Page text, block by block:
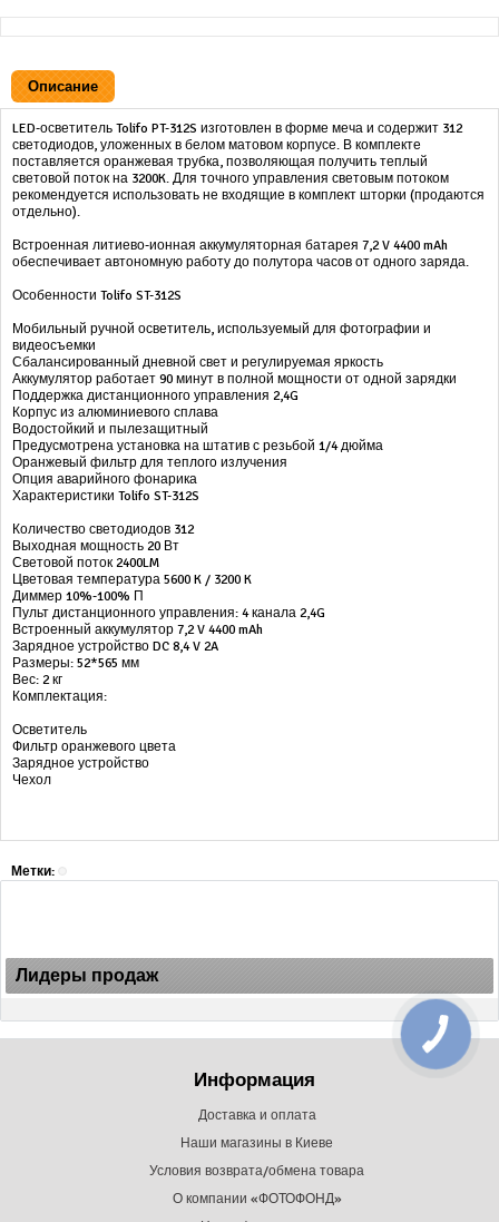
Описание
LED-осветитель Tolifo PT-312S изготовлен в форме меча и содержит 312
светодиодов, уложенных в белом матовом корпусе. В комплекте
поставляется оранжевая трубка, позволяющая получить теплый
световой поток на 3200K. Для точного управления световым потоком
рекомендуется использовать не входящие в комплект шторки (продаются
отдельно).
Встроенная литиево-ионная аккумуляторная батарея 7,2 V 4400 mAh
обеспечивает автономную работу до полутора часов от одного заряда.
Особенности Tolifo ST-312S
Мобильный ручной осветитель, используемый для фотографии и
видеосъемки
Сбалансированный дневной свет и регулируемая яркость
Аккумулятор работает 90 минут в полной мощности от одной зарядки
Поддержка дистанционного управления 2,4G
Корпус из алюминиевого сплава
Водостойкий и пылезащитный
Предусмотрена установка на штатив с резьбой 1/4 дюйма
Оранжевый фильтр для теплого излучения
Опция аварийного фонарика
Характеристики Tolifo ST-312S
Количество светодиодов 312
Выходная мощность 20 Вт
Световой поток 2400LM
Цветовая температура 5600 K / 3200 K
Диммер 10%-100% П
Пульт дистанционного управления: 4 канала 2,4G
Встроенный аккумулятор 7,2 V 4400 mAh
Зарядное устройство DC 8,4 V 2A
Размеры: 52*565 мм
Вес: 2 кг
Комплектация:
Осветитель
Фильтр оранжевого цвета
Зарядное устройство
Чехол
Метки:
Лидеры продаж
Информация
Доставка и оплата
Наши магазины в Киеве
Условия возврата/обмена товара
О компании «ФОТОФОНД»